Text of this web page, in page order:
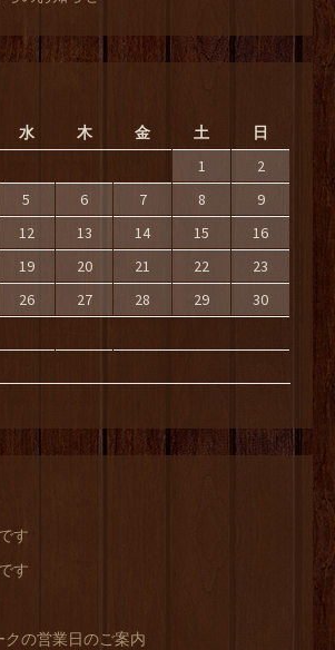
水 木 金 土 日
1
2
5 6 7 8
9
12 13 14 15
16
19 20 21 22
23
26 27 28 29
30
す
す
クの営業日のご案内